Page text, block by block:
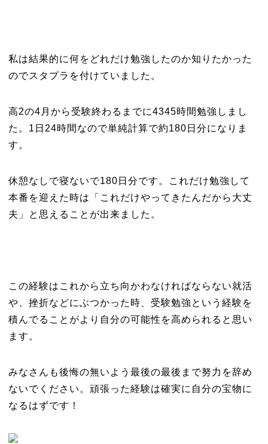
私は結果的に何をどれだけ勉強したのか知りたかった
のでスタプラを付けていました。
高2の4月から受験終わるまでに4345時間勉強しまし
た。1日24時間なので単純計算で約180日分になりま
す。
休憩なしで寝ないで180日分です。これだけ勉強して
本番を迎えた時は「これだけやってきたんだから大丈
夫」と思えることが出来ました。
この経験はこれから立ち向かわなければならない就活
や、挫折などにぶつかった時、受験勉強という経験を
積んでることがより自分の可能性を高められると思い
ます。
みなさんも後悔の無いよう最後の最後まで努力を辞め
ないでください。頑張った経験は確実に自分の宝物に
なるはずです！